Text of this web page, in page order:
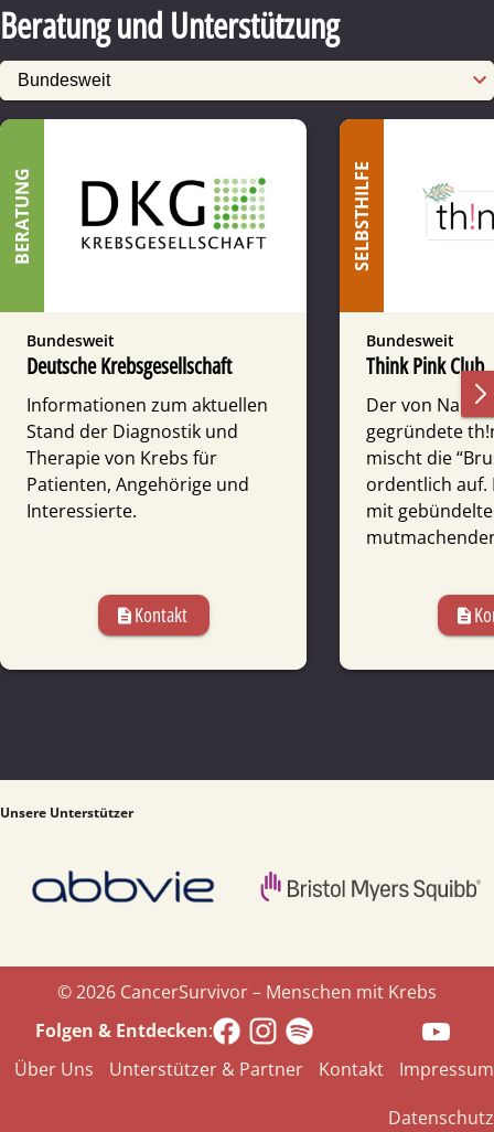
Beratung und Unterstützung
BERATUNG
Bundesweit
Deutsche Krebsgesellschaft
Informationen zum aktuellen
Stand der Diagnostik und
Therapie von Krebs für
Patienten, Angehörige und
Interessierte.
description Kontakt
SELBSTHILFE
Bundesweit
Think Pink Club
Der von Nadja
gegründete
mischt die
ordentlich auf.
mit
description
Unsere Unterstützer
© 2026 CancerSurvivor – Menschen mit Krebs
Folgen & Entdecken:
Über Uns
Unterstützer & Partner Kontakt
Impressum
Datenschutz